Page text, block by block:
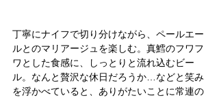
丁寧にナイフで切り分けながら、ペールエー
ルとのマリアージュを楽しむ。真鱈のフワフ
ワとした食感に、しっとりと流れ込むビー
ル。なんと贅沢な休日だろうか…などと笑み
を浮かべていると、ありがたいことに常連の